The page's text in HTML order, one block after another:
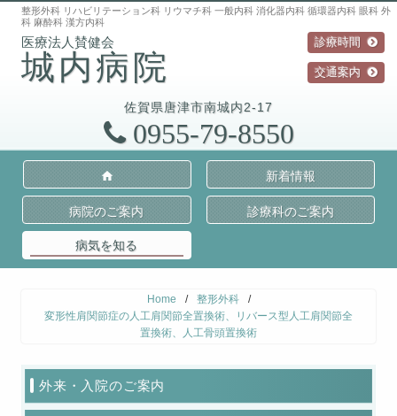
城内病院
整形外科 リハビリテーション科 リウマチ科 一般内科 消化器内科 循環器内科 眼科 外
科 麻酔科 漢方内科
佐賀県唐津市南城内2-17
0955-79-8550
診療時間
交通案内
新着情報
病院のご案内 診療科のご案内
病気を知る
Home / 整形外科
/
変形性肩関節症の人工肩関節全置換術、リバース型人工肩関節全
置換術、人工骨頭置換術
外来・入院のご案内